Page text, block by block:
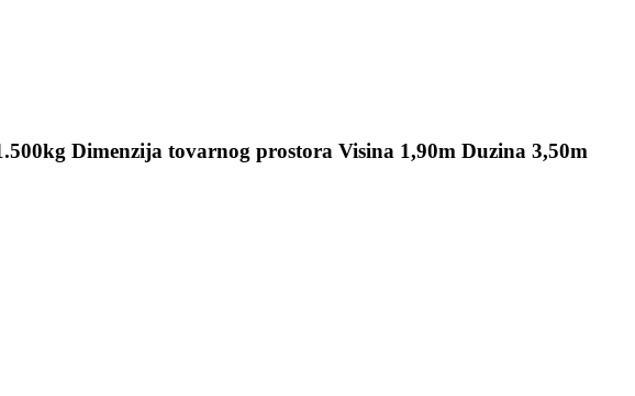
Dimenzija tovarnog prostora Visina 1,90m Duzina 3,50m